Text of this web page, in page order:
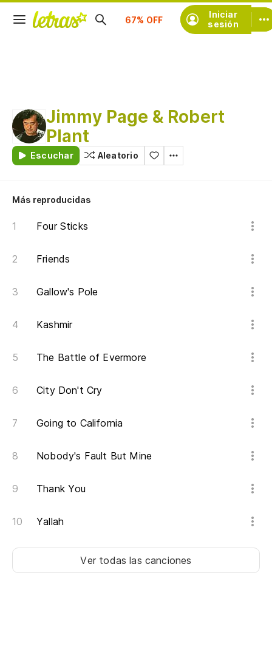
Iniciar
sesión
Suscríbete
Jimmy Page & Robert
Plant
Escuchar Aleatorio
Más reproducidas
Four Sticks
Friends
Gallow's Pole
Kashmir
The Battle of Evermore
City Don't Cry
Going to California
Nobody's Fault But Mine
Thank You
Yallah
Ver todas las canciones